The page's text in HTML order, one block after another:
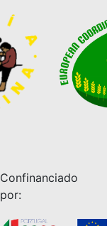
Confinanciado
por: